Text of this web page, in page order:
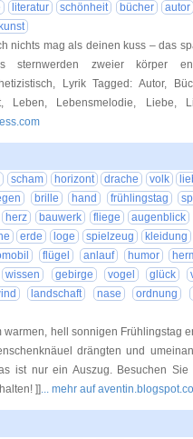
literatur schönheit bücher
autor
kunst
nichts mag als deinen kuss – das
zweier körper
Lyrik Tagged: Autor,
Leben, Lebensmelodie, Liebe,
scham horizont drache volk
brille hand frühlingstag
herz bauwerk fliege
augenblick
erde loge spielzeug
kleidung
flügel anlauf humor
wissen gebirge vogel glück
landschaft nase ordnung
warmen, hell sonnigen Frühlingstag
drängten und
ist nur ein Auszug. Besuchen
]]... mehr auf